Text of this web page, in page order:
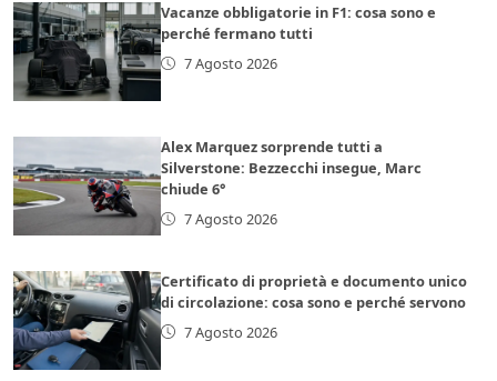
Vacanze obbligatorie in F1: cosa sono e
perché fermano tutti
7 Agosto 2026
Alex Marquez sorprende tutti a
Silverstone: Bezzecchi insegue, Marc
chiude 6°
7 Agosto 2026
Certificato di proprietà e documento unico
di circolazione: cosa sono e perché servono
7 Agosto 2026